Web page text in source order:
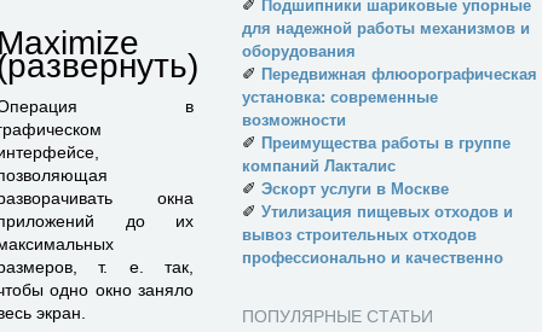
в
окна
до их
т. е. так,
одно окно заняло
экран.
✐ Подшипники шариковые упорные
для надежной работы механизмов и
оборудования
✐ Передвижная флюорографическая
установка: современные
возможности
✐ Преимущества работы в группе
компаний Лакталис
✐ Эскорт услуги в Москве
✐ Утилизация пищевых отходов и
вывоз строительных отходов
профессионально и качественно
ПОПУЛЯРНЫЕ СТАТЬИ